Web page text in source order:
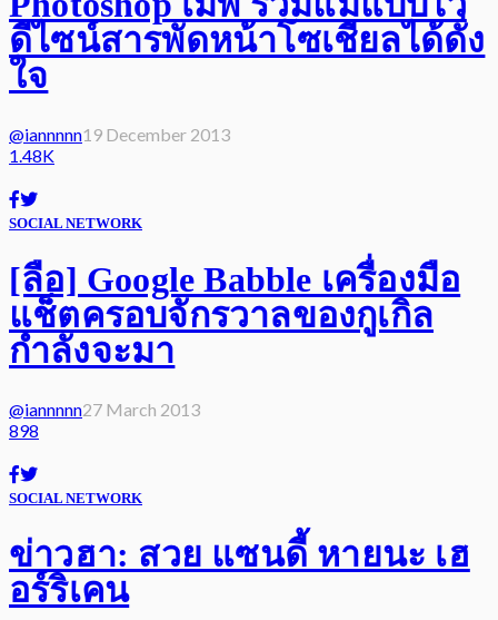
ดีไซน์สารพัดหน้าโซเชียลได้ดั่ง
ใจ
@iannnnn19 December 2013
1.48K
SOCIAL NETWORK
[ลือ] Google Babble เครื่องมือ
แช็ตครอบจักรวาลของกูเกิล
กำลังจะมา
@iannnnn27 March 2013
898
SOCIAL NETWORK
ข่าวฮา: สวย แซนดี้ หายนะ เฮ
อร์ริเคน